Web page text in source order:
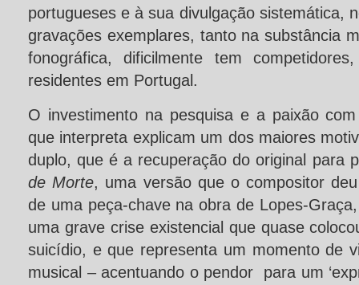
portugueses e à sua divulgação sistemática,
gravações exemplares, tanto na substância
fonográfica, dificilmente tem
residentes em Portugal.
O investimento na pesquisa e a paixão
que interpreta explicam um dos maiores
duplo, que é a recuperação do original para
de Morte, uma versão que o compositor deu
de uma peça-chave na obra de Lopes-
uma grave crise existencial que quase
suicídio, e que representa um momento de
musical – acentuando o pendor para um